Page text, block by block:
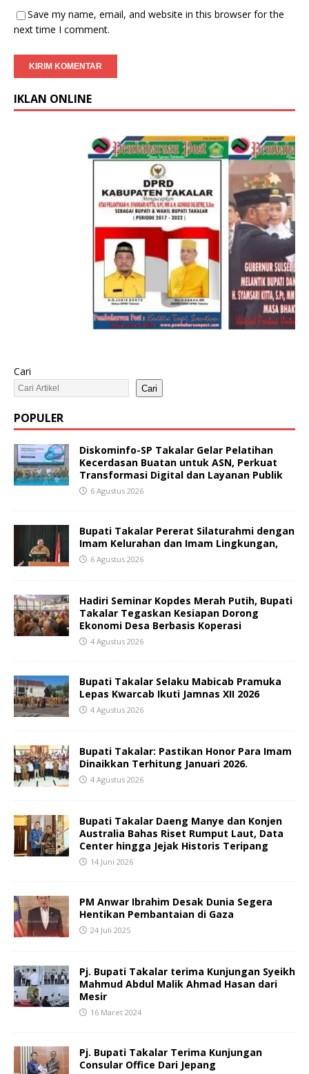
Save my name, email, and website in this browser for the
next time I comment.
IKLAN ONLINE
Cari
Cari
POPULER
Diskominfo-SP Takalar Gelar Pelatihan
Kecerdasan Buatan untuk ASN, Perkuat
Transformasi Digital dan Layanan Publik
6 Agustus 2026
Bupati Takalar Pererat Silaturahmi dengan
Imam Kelurahan dan Imam Lingkungan,
6 Agustus 2026
Hadiri Seminar Kopdes Merah Putih, Bupati
Takalar Tegaskan Kesiapan Dorong
Ekonomi Desa Berbasis Koperasi
4 Agustus 2026
Bupati Takalar Selaku Mabicab Pramuka
Lepas Kwarcab Ikuti Jamnas XII 2026
4 Agustus 2026
Bupati Takalar: Pastikan Honor Para Imam
Dinaikkan Terhitung Januari 2026.
4 Agustus 2026
Bupati Takalar Daeng Manye dan Konjen
Australia Bahas Riset Rumput Laut, Data
Center hingga Jejak Historis Teripang
14 Juni 2026
PM Anwar Ibrahim Desak Dunia Segera
Hentikan Pembantaian di Gaza
24 Juli 2025
Pj. Bupati Takalar terima Kunjungan Syeikh
Mahmud Abdul Malik Ahmad Hasan dari
Mesir
16 Maret 2024
Pj. Bupati Takalar Terima Kunjungan
Consular Office Dari Jepang